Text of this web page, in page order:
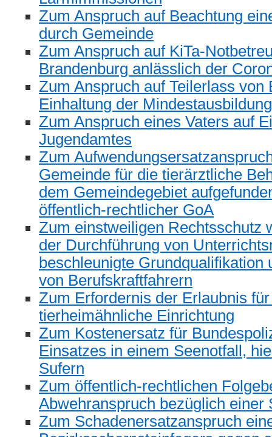
Zum Anspruch auf Beachtung
durch Gemeinde
Zum Anspruch auf KiTa-
Brandenburg anlässlich der
Zum Anspruch auf Teilerlass von
Einhaltung der
Zum Anspruch eines Vaters auf
Jugendamtes
Zum
Gemeinde für die tierärztliche
dem Gemeindegebiet
öffentlich-rechtlicher GoA
Zum einstweiligen Rechtsschutz
der Durchführung von
beschleunigte Grundqualifikation
von Berufskraftfahrern
Zum Erfordernis der Erlaubnis
tierheimähnliche Einrichtung
Zum Kostenersatz für
Einsatzes in einem Seenotfall,
Sufern
Zum öffentlich-rechtlichen
Abwehranspruch bezüglich einer
Zum Schadenersatzanspruch